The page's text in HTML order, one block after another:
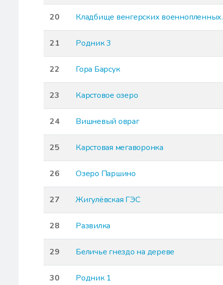
20 Кладбище венгерских военнопленных.
21 Родник 3
22 Гора Барсук
23 Карстовое озеро
24 Вишневый овраг
25 Карстовая мегаворонка
26 Озеро Паршино
27 Жигулёвская ГЭС
28 Развилка
29 Беличье гнездо на дереве
30 Родник 1